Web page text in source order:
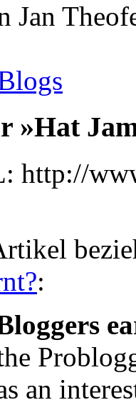
Jan
»Hat
http://
:
an